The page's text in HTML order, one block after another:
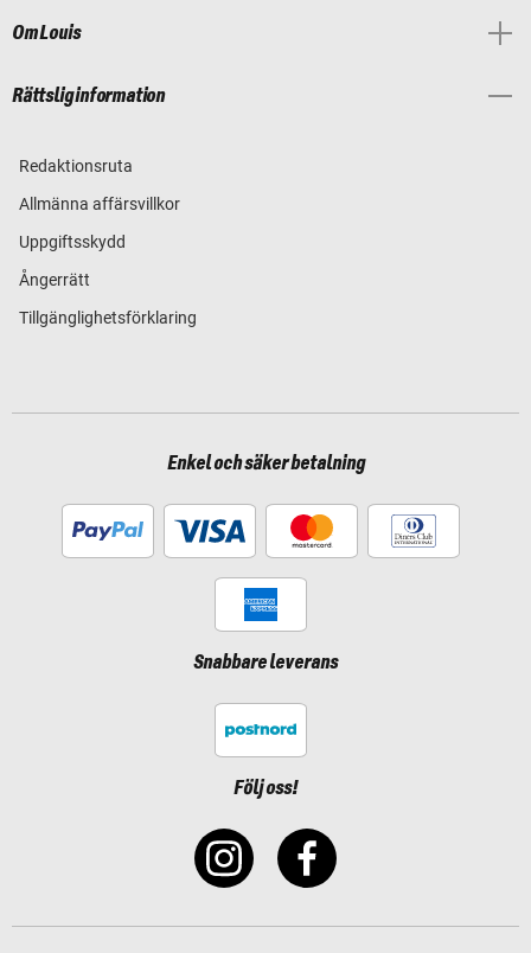
Om Louis
Rättslig information
Redaktionsruta
Allmänna affärsvillkor
Uppgiftsskydd
Ångerrätt
Tillgänglighetsförklaring
Enkel och säker betalning
Snabbare leverans
Följ oss!